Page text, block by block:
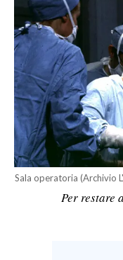
ITALIA
MONDO
POLITICA
ECONOMIA
SERVIZI ALLE IMPRESE
LAVORO
BANDI
Sala operatoria (Archivio
Per restare